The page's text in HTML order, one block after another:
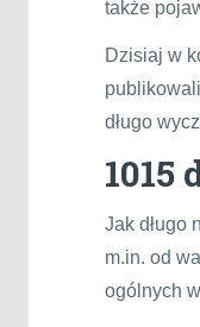
także
Dzisiaj w
długo
1015
Jak długo
m.in. od
ogólnych